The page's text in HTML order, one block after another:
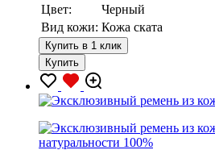
Цвет:
Черный
Вид кожи: Кожа ската
Купить в 1 клик
Купить
натуральности 100%